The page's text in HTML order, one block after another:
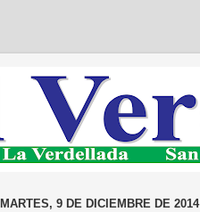
MARTES, 9 DE DICIEMBRE DE 2014